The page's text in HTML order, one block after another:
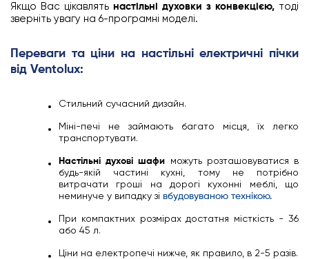
Якщо Вас цікавлять настільні духовки з конвекцією, тоді
зверніть увагу на 6-програмні моделі.
Переваги та ціни на настільні електричні пічки
від Ventolux:
Стильний сучасний дизайн.
Міні-печі не займають багато місця, їх легко
транспортувати.
Настільні духові шафи можуть розташовуватися в
будь-якій частині кухні, тому не потрібно
витрачати гроші на дорогі кухонні меблі, що
неминуче у випадку зі вбудовуваною технікою.
При компактних розмірах достатня місткість - 36
або 45 л.
Ціни на електропечі нижче, як правило, в 2-5 разів.